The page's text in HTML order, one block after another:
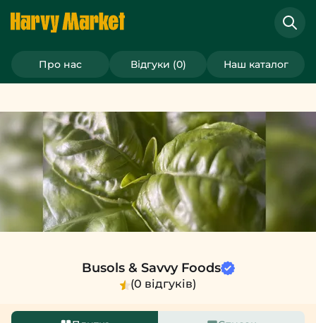
Бустер Морінга, спіруліна та їжовик гребінчастий
Busols & Savvy Foods
Про нас Відгуки (0) Наш каталог
Busols & Savvy Foods
(0 відгуків)